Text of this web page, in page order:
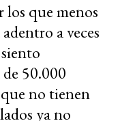
los que menos
a veces
50.000
no tienen
ya no